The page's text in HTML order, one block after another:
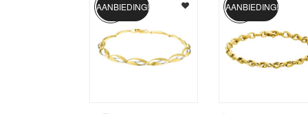
AANBIEDING! AANBIEDING!